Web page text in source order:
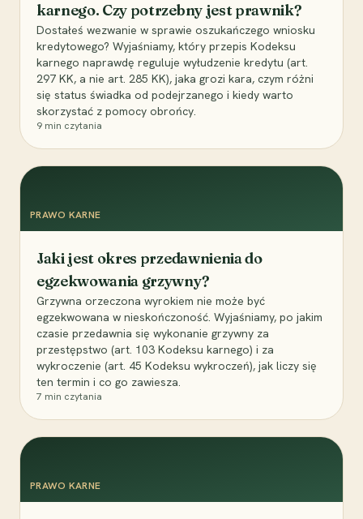
karnego. Czy potrzebny jest prawnik?
Dostałeś wezwanie w sprawie oszukańczego wniosku
kredytowego? Wyjaśniamy, który przepis Kodeksu
karnego naprawdę reguluje wyłudzenie kredytu (art.
297 KK, a nie art. 285 KK), jaka grozi kara, czym różni
się status świadka od podejrzanego i kiedy warto
skorzystać z pomocy obrońcy.
9 min czytania
PRAWO KARNE
Jaki jest okres przedawnienia do
egzekwowania grzywny?
Grzywna orzeczona wyrokiem nie może być
egzekwowana w nieskończoność. Wyjaśniamy, po jakim
czasie przedawnia się wykonanie grzywny za
przestępstwo (art. 103 Kodeksu karnego) i za
wykroczenie (art. 45 Kodeksu wykroczeń), jak liczy się
ten termin i co go zawiesza.
7 min czytania
PRAWO KARNE